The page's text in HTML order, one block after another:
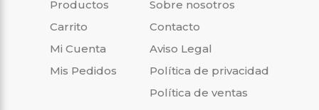
Productos
Carrito
Mi Cuenta
Mis Pedidos
Sobre nosotros
Contacto
Aviso Legal
Política de privacidad
Política de ventas